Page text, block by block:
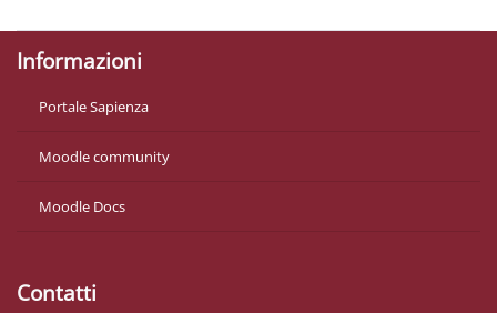
Informazioni
Portale Sapienza
Moodle community
Moodle Docs
Contatti